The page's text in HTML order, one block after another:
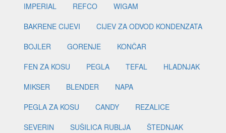
IMPERIAL
REFCO
WIGAM
BAKRENE CIJEVI
CIJEV ZA ODVOD KONDENZATA
BOJLER
GORENJE
KONČAR
FEN ZA KOSU
PEGLA TEFAL
HLADNJAK
MIKSER
BLENDER
NAPA
PEGLA ZA KOSU
CANDY
REZALICE
SEVERIN
SUŠILICA RUBLJA
ŠTEDNJAK